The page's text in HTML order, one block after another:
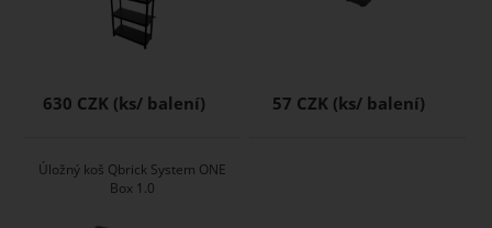
630 CZK 57 CZK
Úložný koš Qbrick System ONE
Box 1.0